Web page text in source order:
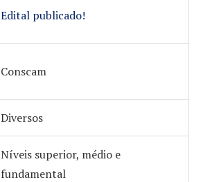
Edital publicado!
Conscam
Diversos
Níveis superior, médio e
fundamental